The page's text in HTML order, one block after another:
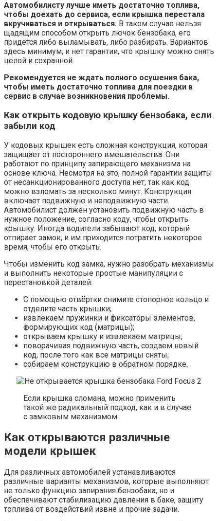
Автомобилисту лучше иметь достаточно топлива,
чтобы доехать до сервиса, если крышка перестала
вкручиваться и открываться. В таком случае нельзя
щадящим способом открыть лючок бензобака, его
придется либо выламывать, либо разбирать. Вариантов
здесь минимум, и нет гарантии, что крышку можно снять
целой и сохранной.
Рекомендуется не ждать полного осушения бака,
чтобы иметь достаточно топлива для поездки в
сервис в случае возникновения проблемы.
Как открыть кодовую крышку бензобака, если
забыли код
У кодовых крышек есть сложная конструкция, которая
защищает от постороннего вмешательства. Они
работают по принципу запирающего механизма на
основе ключа. Несмотря на это, полной гарантии защиты
от несанкционированного доступа нет, так как код
можно взломать за несколько минут. Конструкция
включает подвижную и неподвижную части.
Автомобилист должен установить подвижную часть в
нужное положение, согласно коду, чтобы открыть
крышку. Иногда водители забывают код, который
отпирает замок, и им приходится потратить некоторое
время, чтобы его открыть.
Чтобы изменить код замка, нужно разобрать механизмы
и выполнить некоторые простые манипуляции с
перестановкой деталей:
С помощью отвёртки снимите стопорное кольцо и
отделите часть крышки;
извлекаем пружинки и фиксаторы элементов,
формирующих код (матрицы);
открываем крышку и извлекаем матрицы;
поворачивая подвижную часть, создаем новый
код, после того как все матрицы сняты;
собираем конструкцию в обратном порядке.
Если крышка сломана, можно применить
такой же радикальный подход, как и в случае
с замковым механизмом.
Как открываются различные
модели крышек
Для различных автомобилей устанавливаются
различные варианты механизмов, которые выполняют
не только функцию запирания бензобака, но и
обеспечивают стабилизацию давления в баке, защиту
топлива от воздействий извне и прочие задачи.